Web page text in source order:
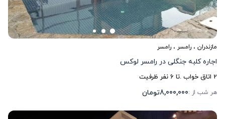
مازندران ، رامسر ، رامسر
اجاره کلبه جنگلی در رامسر لوکس
2 اتاق خواب .تا 6نفر ظرفیت
هر شب از :8,000,000تومان